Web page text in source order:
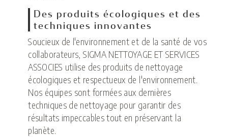
Des produits écologiques et des
techniques innovantes
Soucieux de l'environnement et de la santé de vos
collaborateurs, SIGMA NETTOYAGE ET SERVICES
ASSOCIES utilise des produits de nettoyage
écologiques et respectueux de l'environnement.
Nos équipes sont formées aux dernières
techniques de nettoyage pour garantir des
résultats impeccables tout en préservant la
planète.